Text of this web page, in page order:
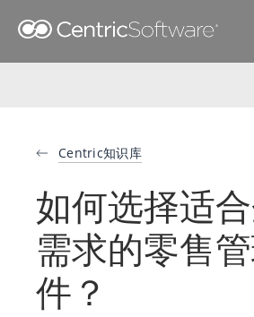
Centric知识库
如何选择适
需求的零售
件？